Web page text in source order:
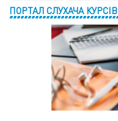
ПОРТАЛ СЛУХАЧА КУРСІВ